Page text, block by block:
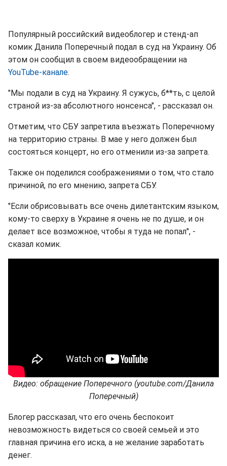
Популярный российский видеоблогер и стенд-ап
комик Данила Поперечный подал в суд на Украину. Об
этом он сообщил в своем видеообращении на
YouTube-канале.
"Мы подали в суд на Украину. Я сужусь, б**ть, с целой
страной из-за абсолютного нонсенса", - рассказал он.
Отметим, что СБУ запретила въезжать Поперечному
на территорию страны. В мае у него должен был
состояться концерт, но его отменили из-за запрета.
Также он поделился соображениями о том, что стало
причиной, по его мнению, запрета СБУ.
"Если обрисовывать все очень дилетантским языком,
кому-то сверху в Украине я очень не по душе, и он
делает все возможное, чтобы я туда не попал", -
сказал комик.
Видео: обращение Поперечного (youtube.com/Данила
Поперечный)
Блогер рассказал, что его очень беспокоит
невозможность видеться со своей семьей и это
главная причина его иска, а не желание заработать
денег.